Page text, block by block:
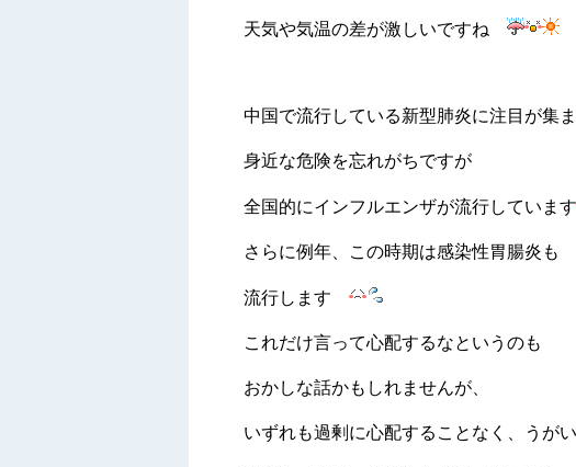
天気や気温の差が激しいですね
中国で流行している新型肺炎に注目が集ま
身近な危険を忘れがちですが
全国的にインフルエンザが流行しています
さらに例年、この時期は感染性胃腸炎も
流行します
これだけ言って心配するなというのも
おかしな話かもしれませんが、
いずれも過剰に心配することなく、うがい